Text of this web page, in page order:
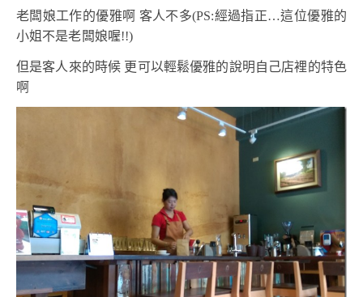
老闆娘工作的優雅啊 客人不多(PS:經過指正…這位優雅的
小姐不是老闆娘喔!!)
但是客人來的時候 更可以輕鬆優雅的說明自己店裡的特色
啊